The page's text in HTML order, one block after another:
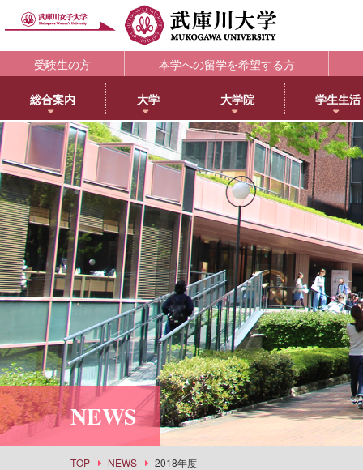
受験生の方 本学への留学を希望する方
総合案内
理念・歴史
教育理念
学院長メッセージ
学長メッセージ
3つのポリシーとアセスメントポリシー
学びの特徴
武庫川女子大学のあゆみ
大学
大学
日本語日本文学科
歴史文化学科
英語グローバル学科
教育学科
心理学科
社会福祉学科
健康・スポーツ科学科
スポーツマネジメント学科
生活環境学科
社会情報学科
食物栄養学科
建築学科
大学院
大学院・専攻科
大学院NEWS・EVENTS
教育学専攻
健康・スポーツ科学専攻
食創造科学専攻
薬学専攻
音楽専攻科
学生生活
学生支援部署
教務部
学生部
国際センター
学校教育センター
キャリアセンター
総合情報システム部（ICTヘルプデスク）
健康サポートセンター
学生相談センター
学生サポート室（障がい学生支援）
スポーツセンター
丹嶺学苑研修センター
男女共同参画推進課
事業部
キャリア支援
キャリアセンター
薬学部学生の就職支援
内定先輩アドバイザーの声
研究所
教育総合研究所
健康科学総合研究所
女性活躍総合研究所
教育・研究
研究ポータル
動物実験委員会
女性研究リー
武庫川女子大
センター
スポーツセンタ
アメリカ分校で学ぶ
アメリカ分校（English）
留学プログラム
日本文化センター
アメリカ分校キャンパスマップ
CEA認定状について
附属図書館
利用案内
蔵書検索
マイライブラリ
データベース一覧
武庫川女子大学リポジトリ
LibrariE
学習・研究支援
附属総合ミュージアム
利用案内
所蔵品検索
NEWS
TOP NEWS 2018年度